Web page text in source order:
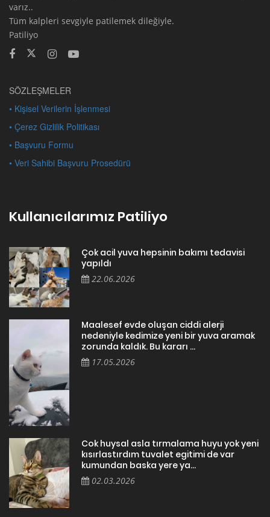
varız..
Tüm kalpleri sevgiyle patilemek dileğiyle.
Patiliyo
SÖZLEŞMELER
• Kişisel Verilerin İşlenmesi
• Çerez Gizlilik Politikası
• Başvuru Formu
• Veri Sahibi Başvuru Prosedürü
Kullanıcılarımız Patiliyo
Çok acil yuva hepsinin bakımı tedavisi
yapıldı
22.06.2026
Maalesef evde oluşan ciddi alerji
nedeniyle kedimize yeni bir yuva aramak
zorunda kaldık. Bu kararı ...
17.05.2026
Cok huysal asla tırmalama huyu yok yeni
kısırlastırdım tuvalet egitimi de var
kumundan baska yere ya...
02.03.2026